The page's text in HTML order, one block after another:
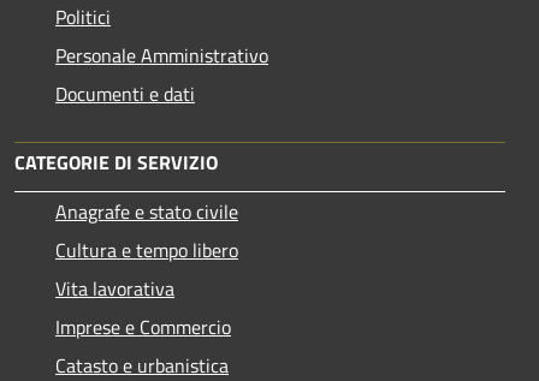
Politici
Personale Amministrativo
Documenti e dati
CATEGORIE DI SERVIZIO
Anagrafe e stato civile
Cultura e tempo libero
Vita lavorativa
Imprese e Commercio
Catasto e urbanistica